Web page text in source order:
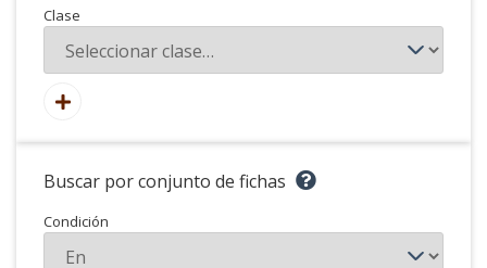
Clase
Buscar por conjunto de fichas
Condición